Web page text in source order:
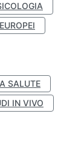
SALUTE
IN VIVO